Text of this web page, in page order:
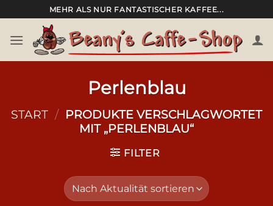
Inhalt
springen
MEHR ALS NUR FANTASTISCHER KAFFEE...
Perlenblau
START / PRODUKTE VERSCHLAGWORTET
MIT „PERLENBLAU“
FILTER